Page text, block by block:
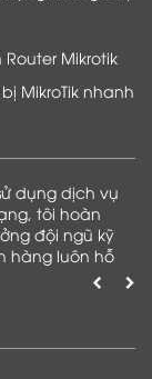
Mikrotik
MikroTik nhanh
dụng dịch vụ
tôi hoàn
đội ngũ kỹ
hàng luôn hỗ